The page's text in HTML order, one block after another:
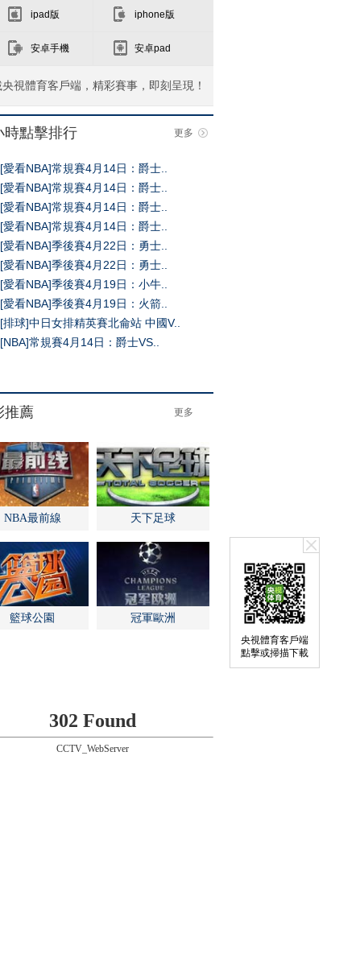
央視體育客戶端
點擊或掃描下載
ipad版 iphone版
安卓手機 安卓pad
視體育客戶端，精彩賽事，即刻呈現！
時點擊排行 更多
[愛看NBA]常規賽4月14日：爵士..
[愛看NBA]常規賽4月14日：爵士..
[愛看NBA]常規賽4月14日：爵士..
[愛看NBA]常規賽4月14日：爵士..
[愛看NBA]季後賽4月22日：勇士..
[愛看NBA]季後賽4月22日：勇士..
[愛看NBA]季後賽4月19日：小牛..
[愛看NBA]季後賽4月19日：火箭..
[排球]中日女排精英賽北侖站 中國V..
[NBA]常規賽4月14日：爵士VS..
302 Found
CCTV_WebServer